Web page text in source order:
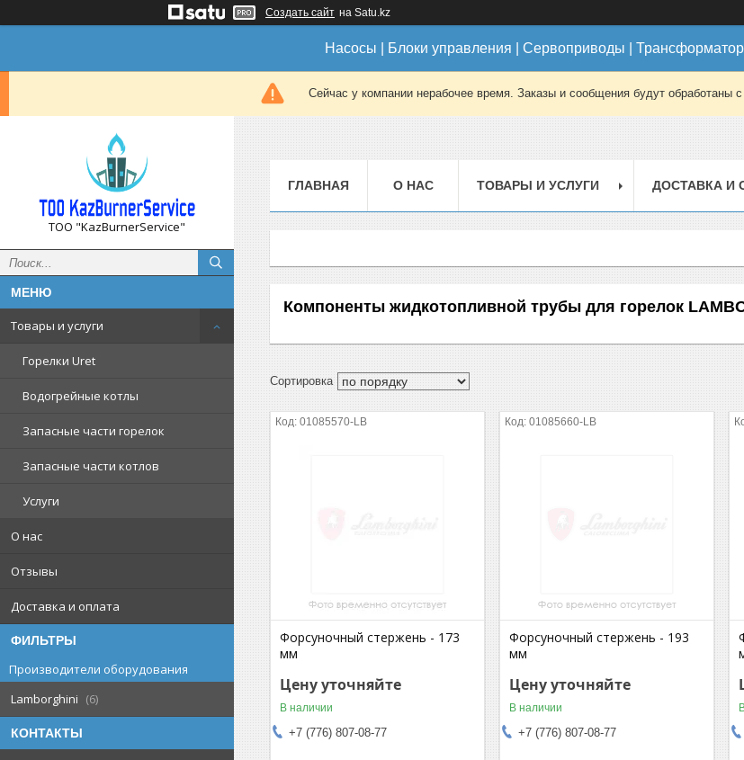
Создать сайт на Satu.kz
Насосы | Блоки управления | Сервоприводы |
Сейчас у компании нерабочее время. Заказы и сообщения будут обработаны
ТОО "KazBurnerService"
Товары и услуги
Горелки Uret
Водогрейные котлы
Запасные части горелок
Запасные части котлов
Услуги
О нас
Отзывы
Доставка и оплата
ФИЛЬТРЫ
Производители оборудования
Lamborghini
6
КОНТАКТЫ
ГЛАВНАЯ О НАС ТОВАРЫ И УСЛУГИ ДОСТАВКА И
Компоненты жидкотопливной трубы для горелок
01085570-LB
Форсуночный стержень - 173
мм
Цену уточняйте
В наличии
+7 (776) 807-08-77
01085660-LB
Форсуночный стержень - 193
мм
Цену уточняйте
В наличии
+7 (776) 807-08-77